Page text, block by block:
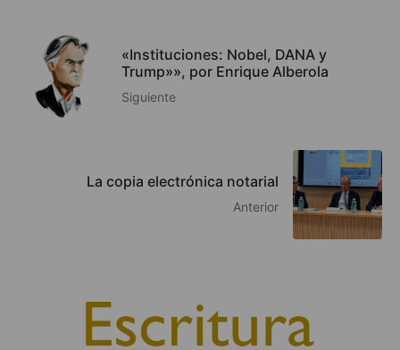
«Instituciones: Nobel, DANA y
Trump»», por Enrique Alberola
Siguiente
La copia electrónica notarial
Anterior